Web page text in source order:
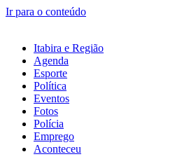
Ir para o conteúdo
Itabira e Região
Agenda
Esporte
Política
Eventos
Fotos
Polícia
Emprego
Aconteceu